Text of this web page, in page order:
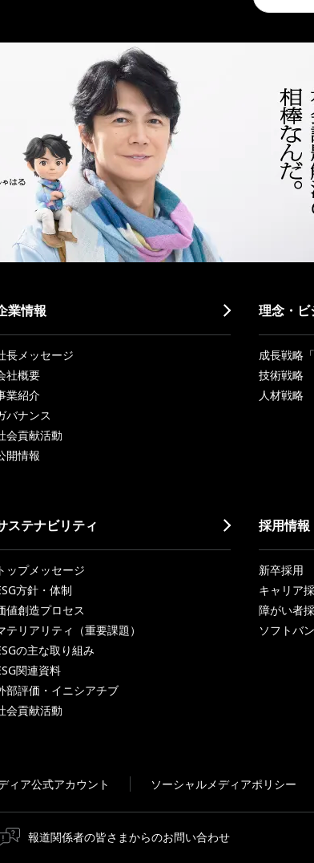
search
業情報
長メッセージ
社概要
業紹介
バナンス
会貢献活動
開情報
理念・ビ
成長戦略
技術戦略
人材戦略
ステナビリティ
トップメッセージ
方針・体制
値創造プロセス
テリアリティ（重要課題）
の主な取り組み
関連資料
部評価・イニシアチブ
会貢献活動
採用情報
新卒採用
キャリア
障がい者
ソフトバ
ィア公式アカウント ソーシャルメディアポリシー
報道関係者の皆さまからのお問い合わせ